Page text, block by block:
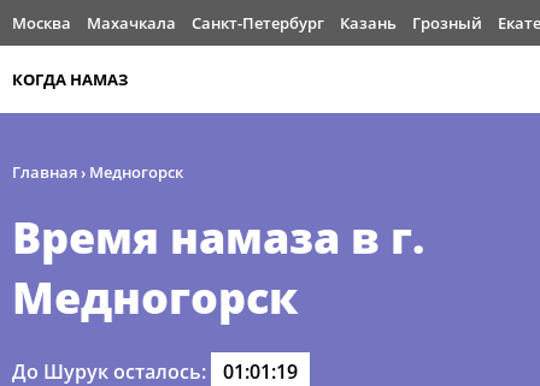
Москва Махачкала Санкт-Петербург Казань Грозный
КОГДА НАМАЗ
Главная› Медногорск
Время намаза в г.
Медногорск
До Шурук осталось: 01:01:19